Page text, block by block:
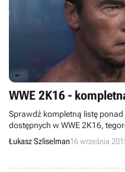
WWE 2K16 -
Sprawdź kompletną listę
dostępnych w WWE 2K16,
sportowych od studia 2K
Łukasz Szliselman16 września